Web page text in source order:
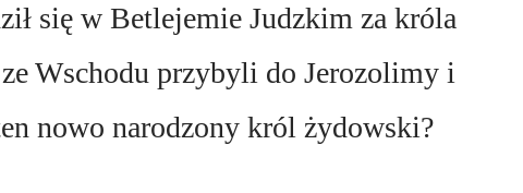
się w Betlejemie Judzkim za króla
Wschodu przybyli do Jerozolimy i
nowo narodzony król żydowski?